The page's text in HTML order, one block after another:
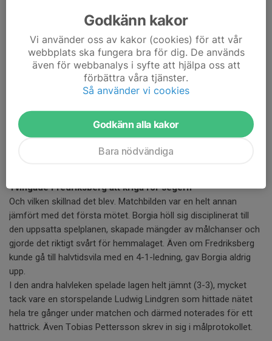
Säsongen är över för Borgia Bandy. Gårdagens returmöte i
kvalet till division 1 slutade med en 7-4-förlust (4-1) borta
mot Fredriksberg. Men trots resultatet var det ett Borgia
som stod för en rejäl uppryckning och bjöd på ordentligt
motstånd hela vägen in i kaklet.
efter den tunga inledningen på kvalet hemma i Norrköping.
Trots avbräck i truppen var det dock ett oerhört taggat Borgia
som klev ut på isen, fast beslutna om att visa en helt annan
Tvingade Fredriksberg att kriga för segern
Och vilken skillnad det blev. Matchbilden var en helt annan
jämfört med det första mötet. Borgia höll sig disciplinerat till
den uppsatta spelplanen, skapade mängder av målchanser och
gjorde det riktigt svårt för hemmalaget. Även om Fredriksberg
kunde gå till halvtidsvila med en 4-1-ledning, gav Borgia aldrig
upp.
I den andra halvleken spelade lagen helt jämnt (3-3), mycket
tack vare en storspelande Ludwig Lindgren som hittade nätet
hela tre gånger under matchen och därmed noterades för ett
hattrick. Även Tobias Pettersson skrev in sig i målprotokollet.
Godkänn kakor
Vi använder oss av kakor (cookies) för att vår
webbplats ska fungera bra för dig. De används
även för webbanalys i syfte att hjälpa oss att
förbättra våra tjänster.
Så använder vi cookies
Godkänn alla kakor
Bara nödvändiga